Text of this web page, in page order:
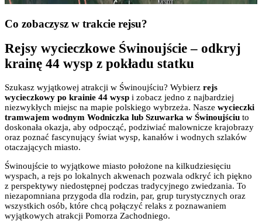
Co zobaczysz w trakcie rejsu?
Rejsy wycieczkowe Świnoujście – odkryj
krainę 44 wysp z pokładu statku
Szukasz wyjątkowej atrakcji w Świnoujściu? Wybierz rejs
wycieczkowy po krainie 44 wysp i zobacz jedno z najbardziej
niezwykłych miejsc na mapie polskiego wybrzeża. Nasze wycieczki
tramwajem wodnym Wodniczka lub Szuwarka w Świnoujściu to
doskonała okazja, aby odpocząć, podziwiać malownicze krajobrazy
oraz poznać fascynujący świat wysp, kanałów i wodnych szlaków
otaczających miasto.
Świnoujście to wyjątkowe miasto położone na kilkudziesięciu
wyspach, a rejs po lokalnych akwenach pozwala odkryć ich piękno
z perspektywy niedostępnej podczas tradycyjnego zwiedzania. To
niezapomniana przygoda dla rodzin, par, grup turystycznych oraz
wszystkich osób, które chcą połączyć relaks z poznawaniem
wyjątkowych atrakcji Pomorza Zachodniego.